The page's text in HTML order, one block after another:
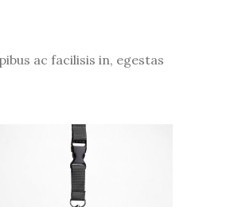
ac facilisis in, egestas